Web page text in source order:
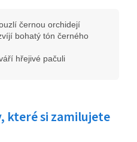
černou orchidejí
bohatý tón černého
hřejivé pačuli
které si zamilujete